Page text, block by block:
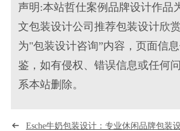
声明:本站哲仕案例品牌设计作品
文包装设计公司推荐包装设计欣
为"包装设计咨询”内容，页面信
鉴，如有侵权、错误信息或任何
系本站删除。
Esche牛奶包装设计：专业休闲品牌包装